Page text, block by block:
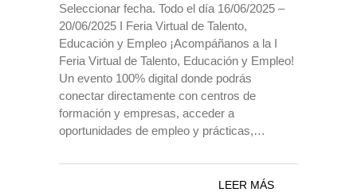
Seleccionar fecha. Todo el día 16/06/2025 –
20/06/2025 I Feria Virtual de Talento,
Educación y Empleo ¡Acompáñanos a la I
Feria Virtual de Talento, Educación y Empleo!
Un evento 100% digital donde podrás
conectar directamente con centros de
formación y empresas, acceder a
oportunidades de empleo y prácticas,…
LEER MÁS